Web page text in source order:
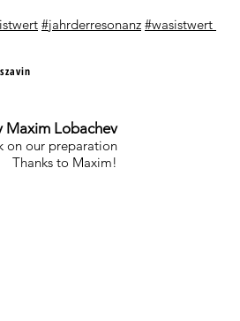
#jahrderresonanz #wasistwert
Maxim Lobachev
on our preparation
Thanks to Maxim!